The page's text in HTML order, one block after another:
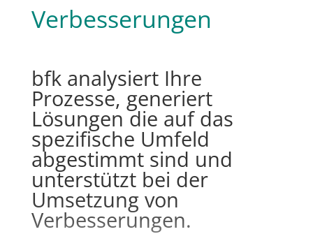
Verbesserungen
bfk analysiert Ihre
Prozesse, generiert
Lösungen die auf das
spezifische Umfeld
abgestimmt sind und
unterstützt bei der
Umsetzung von
Verbesserungen.